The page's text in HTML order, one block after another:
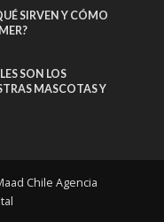
SIRVEN Y CÓMO
SON LOS
MASCOTAS Y
Chile Agencia